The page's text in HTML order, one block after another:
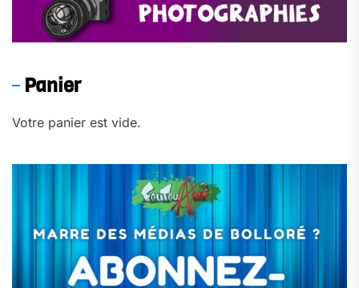
Panier
Votre panier est vide.